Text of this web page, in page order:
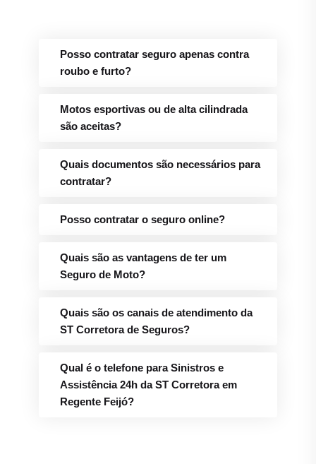
Posso contratar seguro apenas contra
roubo e furto?
Motos esportivas ou de alta cilindrada
são aceitas?
Quais documentos são necessários para
contratar?
Posso contratar o seguro online?
Quais são as vantagens de ter um
Seguro de Moto?
Quais são os canais de atendimento da
ST Corretora de Seguros?
Qual é o telefone para Sinistros e
Assistência 24h da ST Corretora em
Regente Feijó?